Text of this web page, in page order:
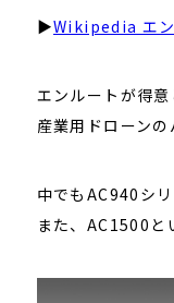
▶Wikipedia エ
エンルートが得
産業用ドローンの
中でもAC940シ
また、AC1500と